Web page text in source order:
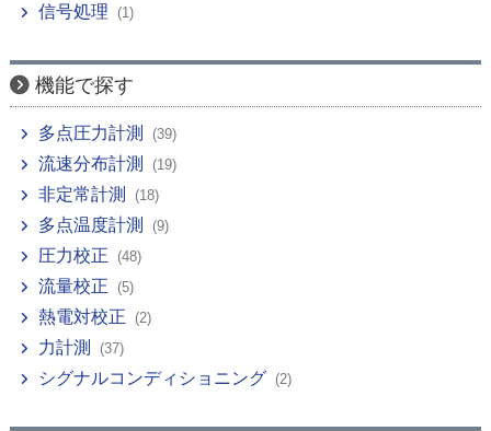
信号処理 (1)
機能で探す
多点圧力計測 (39)
流速分布計測 (19)
非定常計測 (18)
多点温度計測 (9)
圧力校正 (48)
流量校正 (5)
熱電対校正 (2)
力計測 (37)
シグナルコンディショニング (2)